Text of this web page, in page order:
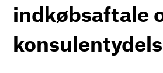
indkøbsaftale